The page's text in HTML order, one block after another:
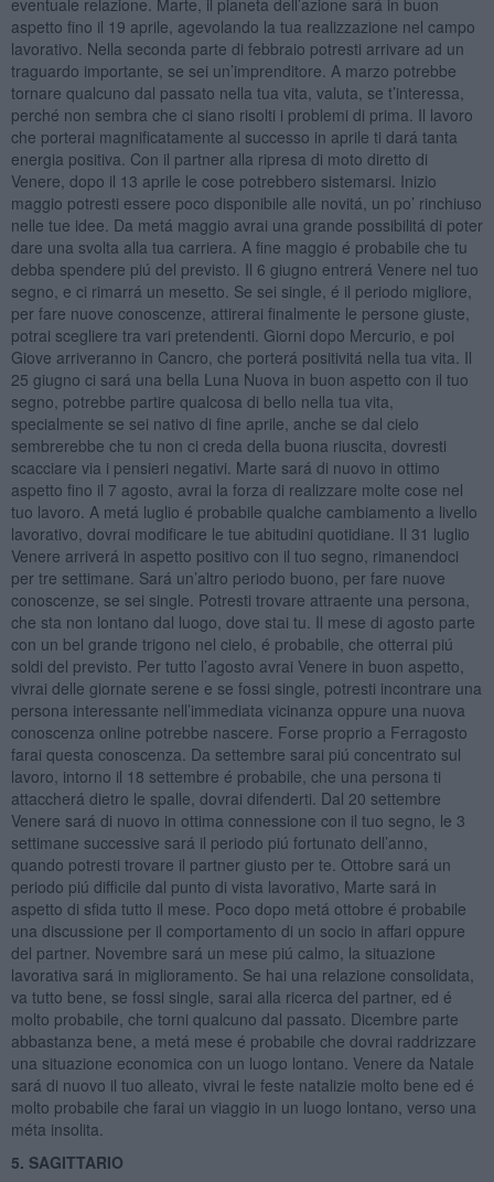
aspetto fino il 19 aprile, agevolando la tua realizzazione nel campo
lavorativo. Nella seconda parte di febbraio potresti arrivare ad un
traguardo importante, se sei un’imprenditore. A marzo potrebbe
tornare qualcuno dal passato nella tua vita, valuta, se t’interessa,
perché non sembra che ci siano risolti i problemi di prima. Il lavoro
che porterai magnificatamente al successo in aprile ti dará tanta
energia positiva. Con il partner alla ripresa di moto diretto di
Venere, dopo il 13 aprile le cose potrebbero sistemarsi. Inizio
maggio potresti essere poco disponibile alle novitá, un po’ rinchiuso
nelle tue idee. Da metá maggio avrai una grande possibilitá di poter
dare una svolta alla tua carriera. A fine maggio é probabile che tu
debba spendere piú del previsto. Il 6 giugno entrerá Venere nel tuo
segno, e ci rimarrá un mesetto. Se sei single, é il periodo migliore,
per fare nuove conoscenze, attirerai finalmente le persone giuste,
potrai scegliere tra vari pretendenti. Giorni dopo Mercurio, e poi
Giove arriveranno in Cancro, che porterá positivitá nella tua vita. Il
25 giugno ci sará una bella Luna Nuova in buon aspetto con il tuo
segno, potrebbe partire qualcosa di bello nella tua vita,
specialmente se sei nativo di fine aprile, anche se dal cielo
sembrerebbe che tu non ci creda della buona riuscita, dovresti
scacciare via i pensieri negativi. Marte sará di nuovo in ottimo
aspetto fino il 7 agosto, avrai la forza di realizzare molte cose nel
tuo lavoro. A metá luglio é probabile qualche cambiamento a livello
lavorativo, dovrai modificare le tue abitudini quotidiane. Il 31 luglio
Venere arriverá in aspetto positivo con il tuo segno, rimanendoci
per tre settimane. Sará un’altro periodo buono, per fare nuove
conoscenze, se sei single. Potresti trovare attraente una persona,
che sta non lontano dal luogo, dove stai tu. Il mese di agosto parte
con un bel grande trigono nel cielo, é probabile, che otterrai piú
soldi del previsto. Per tutto l’agosto avrai Venere in buon aspetto,
vivrai delle giornate serene e se fossi single, potresti incontrare una
persona interessante nell’immediata vicinanza oppure una nuova
conoscenza online potrebbe nascere. Forse proprio a Ferragosto
farai questa conoscenza. Da settembre sarai piú concentrato sul
lavoro, intorno il 18 settembre é probabile, che una persona ti
attaccherá dietro le spalle, dovrai difenderti. Dal 20 settembre
Venere sará di nuovo in ottima connessione con il tuo segno, le 3
settimane successive sará il periodo piú fortunato dell’anno,
quando potresti trovare il partner giusto per te. Ottobre sará un
periodo piú difficile dal punto di vista lavorativo, Marte sará in
aspetto di sfida tutto il mese. Poco dopo metá ottobre é probabile
una discussione per il comportamento di un socio in affari oppure
del partner. Novembre sará un mese piú calmo, la situazione
lavorativa sará in miglioramento. Se hai una relazione consolidata,
va tutto bene, se fossi single, sarai alla ricerca del partner, ed é
molto probabile, che torni qualcuno dal passato. Dicembre parte
abbastanza bene, a metá mese é probabile che dovrai raddrizzare
una situazione economica con un luogo lontano. Venere da Natale
sará di nuovo il tuo alleato, vivrai le feste natalizie molto bene ed é
molto probabile che farai un viaggio in un luogo lontano, verso una
méta insolita.
5. SAGITTARIO